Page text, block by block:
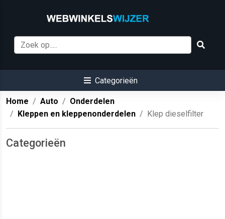
Categorieën
Home Auto
Onderdelen
Kleppen en kleppenonderdelen
Klep dieselfilter
Categorieën